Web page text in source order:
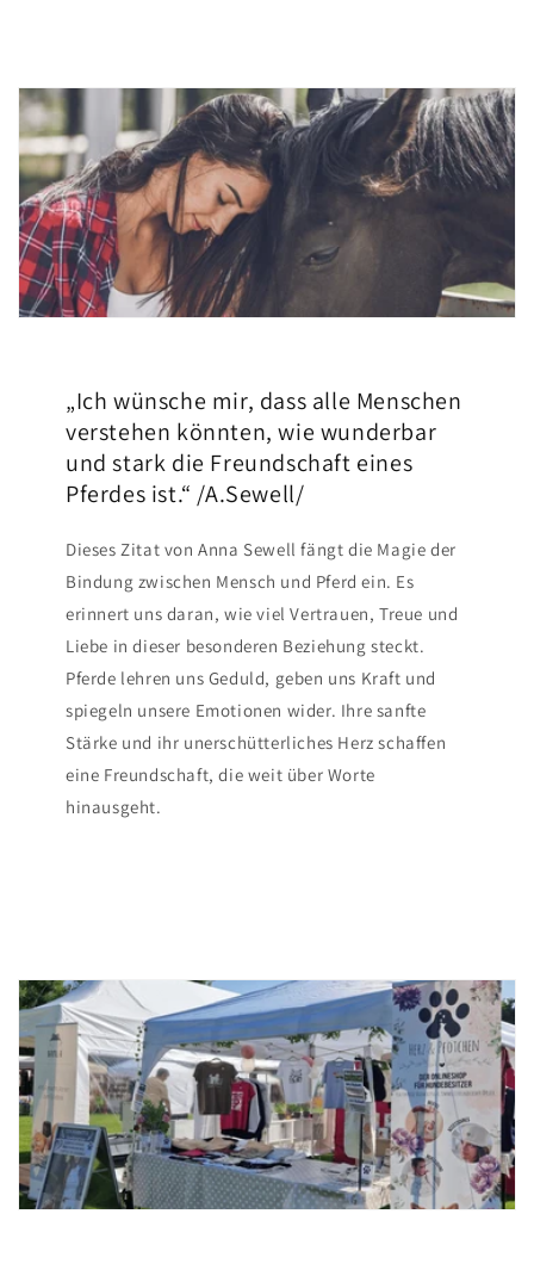
„Ich wünsche mir, dass alle Menschen
verstehen könnten, wie wunderbar
und stark die Freundschaft eines
Pferdes ist.“ /A.Sewell/
Dieses Zitat von Anna Sewell fängt die Magie der
Bindung zwischen Mensch und Pferd ein. Es
erinnert uns daran, wie viel Vertrauen, Treue und
Liebe in dieser besonderen Beziehung steckt.
Pferde lehren uns Geduld, geben uns Kraft und
spiegeln unsere Emotionen wider. Ihre sanfte
Stärke und ihr unerschütterliches Herz schaffen
eine Freundschaft, die weit über Worte
hinausgeht.